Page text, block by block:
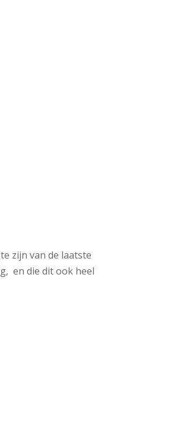
zijn van de laatste
en die dit ook heel